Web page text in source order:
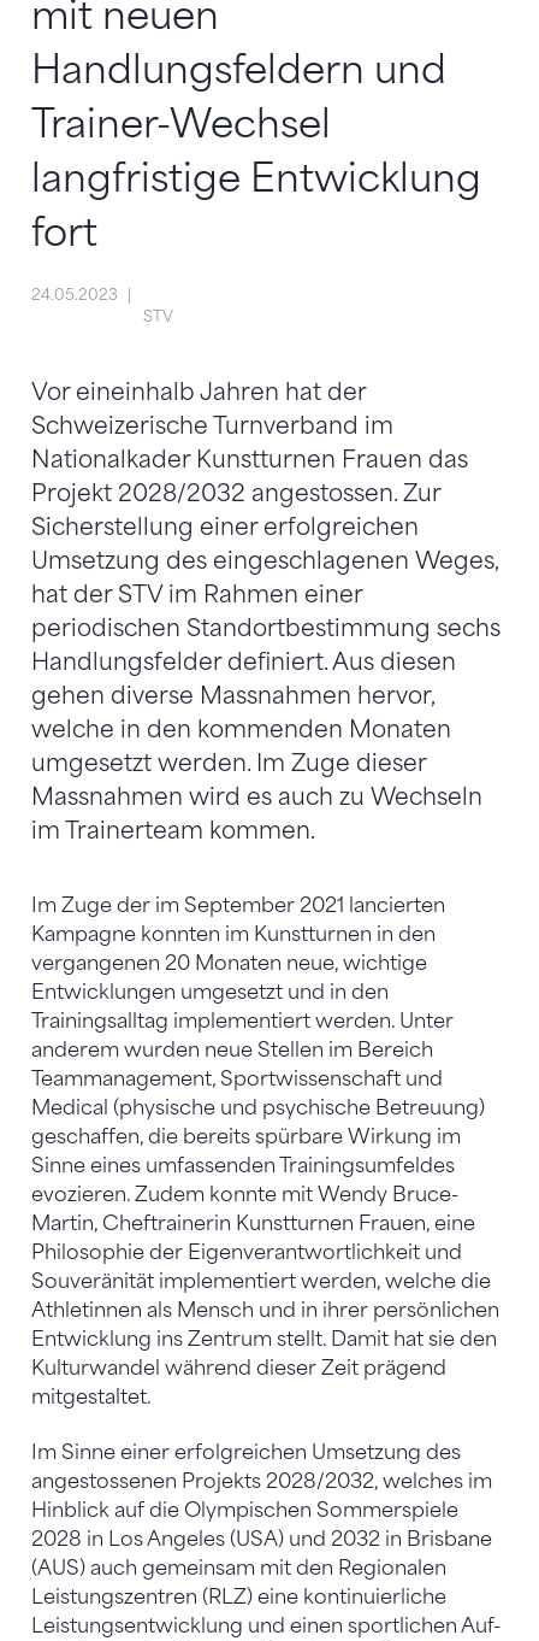
mit neuen
Handlungsfeldern und
Trainer-Wechsel
langfristige Entwicklung
fort
24.05.2023
STV
Vor eineinhalb Jahren hat der
Schweizerische Turnverband im
Nationalkader Kunstturnen Frauen das
Projekt 2028/2032 angestossen. Zur
Sicherstellung einer erfolgreichen
Umsetzung des eingeschlagenen Weges,
hat der STV im Rahmen einer
periodischen Standortbestimmung sechs
Handlungsfelder definiert. Aus diesen
gehen diverse Massnahmen hervor,
welche in den kommenden Monaten
umgesetzt werden. Im Zuge dieser
Massnahmen wird es auch zu Wechseln
im Trainerteam kommen.
Im Zuge der im September 2021 lancierten
Kampagne konnten im Kunstturnen in den
vergangenen 20 Monaten neue, wichtige
Entwicklungen umgesetzt und in den
Trainingsalltag implementiert werden. Unter
anderem wurden neue Stellen im Bereich
Teammanagement, Sportwissenschaft und
Medical (physische und psychische Betreuung)
geschaffen, die bereits spürbare Wirkung im
Sinne eines umfassenden Trainingsumfeldes
evozieren. Zudem konnte mit Wendy Bruce-
Martin, Cheftrainerin Kunstturnen Frauen, eine
Philosophie der Eigenverantwortlichkeit und
Souveränität implementiert werden, welche die
Athletinnen als Mensch und in ihrer persönlichen
Entwicklung ins Zentrum stellt. Damit hat sie den
Kulturwandel während dieser Zeit prägend
mitgestaltet.
Im Sinne einer erfolgreichen Umsetzung des
angestossenen Projekts 2028/2032, welches im
Hinblick auf die Olympischen Sommerspiele
2028 in Los Angeles (USA) und 2032 in Brisbane
(AUS) auch gemeinsam mit den Regionalen
Leistungszentren (RLZ) eine kontinuierliche
Leistungsentwicklung und einen sportlichen Auf-